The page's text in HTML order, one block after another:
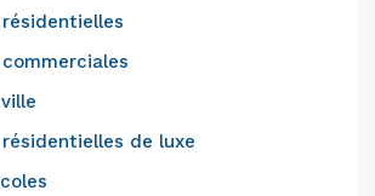
de luxe